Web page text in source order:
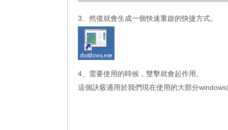
3、然後就會生成一個快速重啟的快捷方式。
4、需要使用的時候，雙擊就會起作用。
這個訣竅適用於我們現在使用的大部分